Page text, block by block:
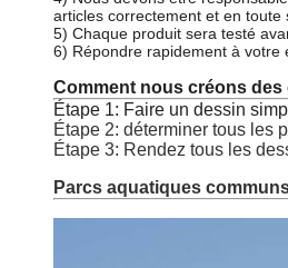
articles correctement et en
5) Chaque produit sera testé
6) Répondre rapidement à votre
Comment nous créons
Étape 1: Faire un dessin
Étape 2: déterminer tous les
Étape 3: Rendez tous les
Parcs aquatiques